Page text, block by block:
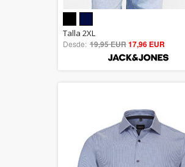
out of 5
Talla 2XL
Desde: 19,95 EUR17,96 EUR